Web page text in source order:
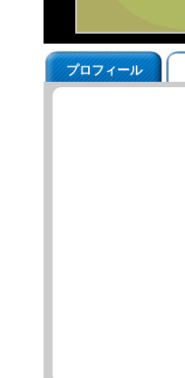
プロフィール